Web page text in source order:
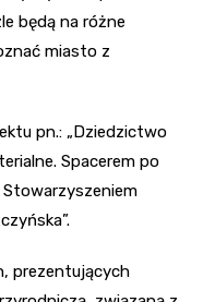
będą na różne
miasto z
pn.: „Dziedzictwo
Spacerem po
Stowarzyszeniem
prezentujących